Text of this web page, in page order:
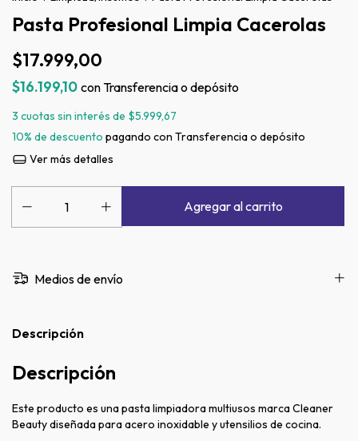
Pasta Profesional Limpia Cacerolas
$17.999,00
$16.199,10 conTransferencia o depósito
3 cuotas sin interés de $5.999,67
10% de descuento pagando con Transferencia o depósito
Ver más detalles
Medios de envío
Descripción
Descripción
Este producto es una pasta limpiadora multiusos marca Cleaner
Beauty diseñada para acero inoxidable y utensilios de cocina.